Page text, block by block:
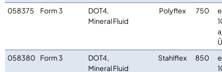
058375
Form 3
DOT4,
Mineral Fluid
Polyflex 750
058380
Form 3
DOT4,
Mineral Fluid
Stahlflex 850